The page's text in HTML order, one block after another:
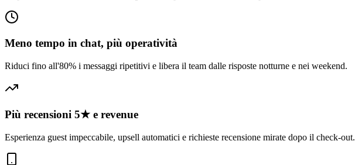
Meno tempo in chat, più operatività
Riduci fino all'80% i messaggi ripetitivi e libera il team dalle risposte notturne e nei weekend.
Più recensioni 5★ e revenue
Esperienza guest impeccabile, upsell automatici e richieste recensione mirate dopo il check-out.